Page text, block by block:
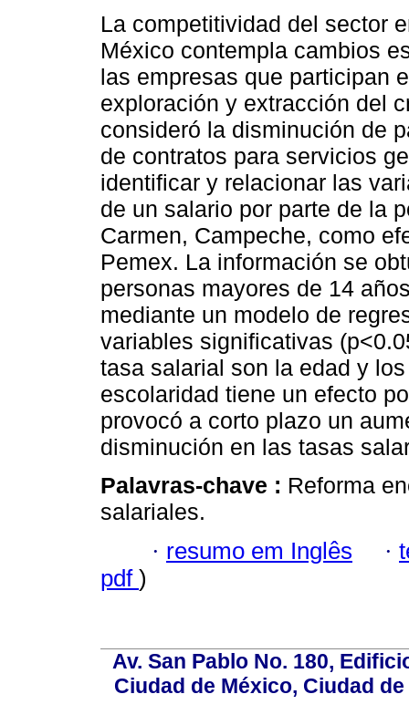
La competitividad del sector
México contempla cambios
las empresas que participan
exploración y extracción del
consideró la disminución de
de contratos para servicios
identificar y relacionar las
de un salario por parte de la
Carmen, Campeche, como
Pemex. La información se
personas mayores de 14
mediante un modelo de
variables significativas
tasa salarial son la edad y
escolaridad tiene un efecto
provocó a corto plazo un
disminución en las tasas
Palavras-chave : Reforma
salariales.
· resumo em Inglês ·
pdf )
Av. San Pablo No. 180,
Ciudad de México, Ciudad